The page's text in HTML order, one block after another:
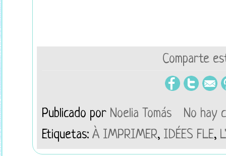
Comparte
Publicado por Noelia Tomás
No hay
Etiquetas: À IMPRIMER, IDÉES FLE,